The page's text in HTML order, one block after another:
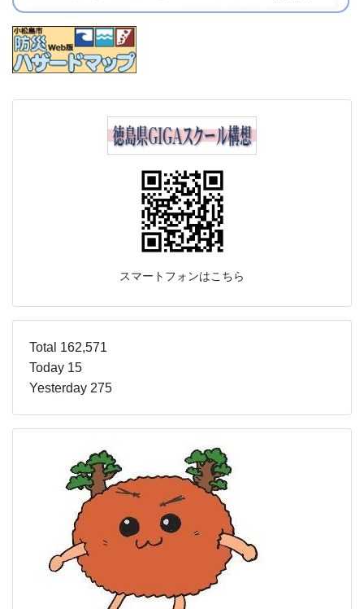
スマートフォンはこちら
Total 162,571
Today 15
Yesterday 275